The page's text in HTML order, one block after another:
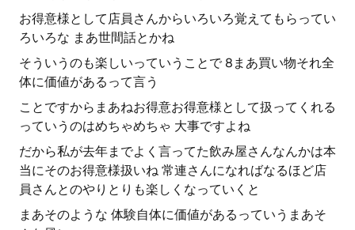
お得意様として店員さんからいろいろ覚えてもらってい
ろいろな まあ世間話とかね
そういうのも楽しいっていうことで 8まあ買い物それ全
体に価値があるって言う
ことですからまあねお得意お得意様として扱ってくれる
っていうのはめちゃめちゃ 大事ですよね
だから私が去年までよく言ってた飲み屋さんなんかは本
当にそのお得意様扱いね 常連さんになればなるほど店
員さんとのやりとりも楽しくなっていくと
まあそのような 体験自体に価値があるっていうまあそ